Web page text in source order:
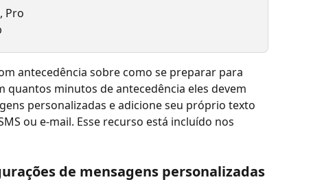
Pro
antecedência sobre como se preparar para
quantos minutos de antecedência eles devem
personalizadas e adicione seu próprio texto
ou e-mail. Esse recurso está incluído nos
de mensagens personalizadas